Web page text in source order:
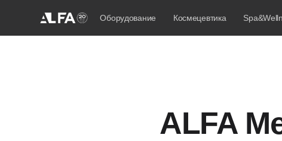
Оборудование Космецевтика
ALFA